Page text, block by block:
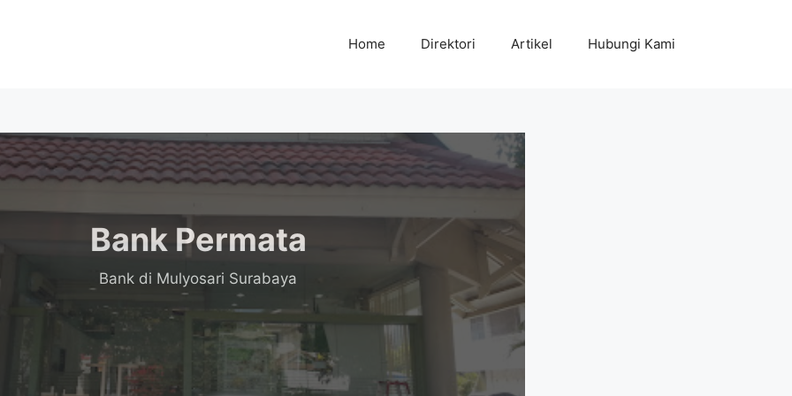
Home Direktori Artikel Hubungi Kami
Bank Permata
Bank di Mulyosari Surabaya